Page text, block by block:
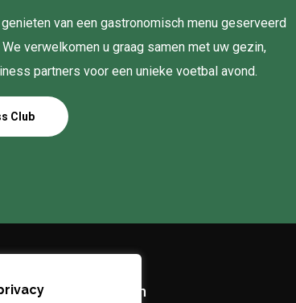
van een gastronomisch menu geserveerd
verwelkomen u graag samen met uw gezin,
partners voor een unieke voetbal avond.
Club
Telefoon